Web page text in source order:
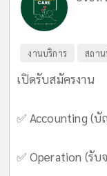
งานบริการ สถาน
เปิดรับสมัครงาน
✅ Accounting (
✅ Operation (รับ